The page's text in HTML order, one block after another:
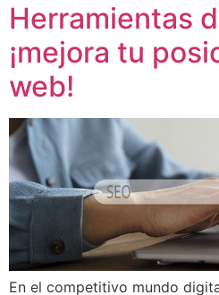
Herramientas
¡mejora tu
web!
En el competitivo mundo